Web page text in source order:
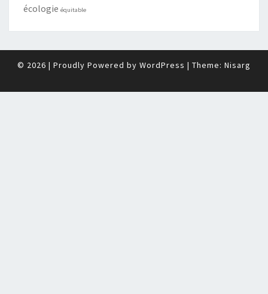
écologie équitable
© 2026 | Proudly Powered by WordPress | Theme: Nisarg